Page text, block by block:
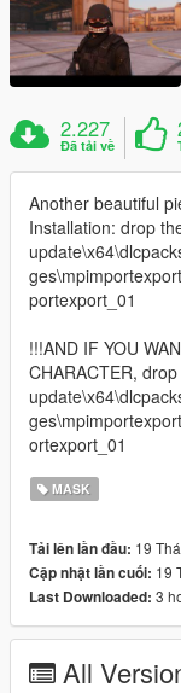
2.227
Đã tải về
Another beautiful
Installation: drop
portexport_01
!!!AND IF YOU
CHARACTER, drop
ortexport_01
MASK
Tải lên lần đầu: 19
Cập nhật lần cuối: 19
Last Downloaded: 3
All